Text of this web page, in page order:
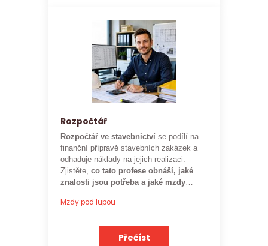
Rozpočtář
Rozpočtář ve stavebnictví se podílí na
finanční přípravě stavebních zakázek a
odhaduje náklady na jejich realizaci.
Zjistěte, co tato profese obnáší, jaké
znalosti jsou potřeba a jaké mzdy
očekávat.
Mzdy pod lupou
Přečíst